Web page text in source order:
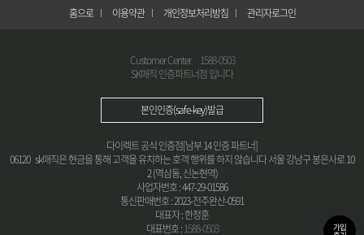
홈으로 이용약관 개인정보처리방침 관리자로그인
Customer Center 1588-0503
SK매직 인증파트너점 입니다
본인인증(safe-key)발급
다이렉트 공식 인증점[남부 14 인증 파트너]
06120 sk매직은 현금을 통해 고객을 유치하는 호객 행위를 하지 않습니다 서울 강남구 봉은사로 10
2 (역삼동, 신논현역)
사업자번호 : 447-29-01586
통신판매번호 : 2023-전주완산-0591
대표자 : 한정훈
대표번호 :1588-0503 가입